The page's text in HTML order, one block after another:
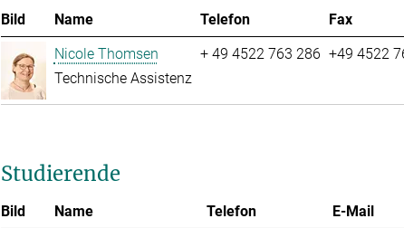
Bild Name Telefon Fax
Nicole Thomsen
Technische Assistenz
+ 49 4522 763 286 +49 4522
Studierende
Bild Name Telefon E-Mail